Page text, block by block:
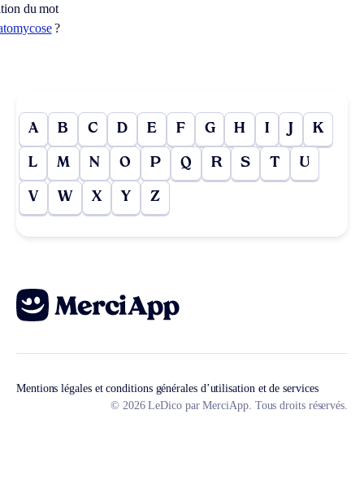
du mot
?
A B C D E F G H I J K
L M N O P Q R S T U
V W X Y Z
Mentions légales et conditions générales d’utilisation et de services
© 2026 LeDico par MerciApp. Tous droits réservés.